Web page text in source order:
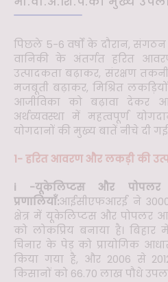
पिछले 5-6 वर्षों के दौरान,
वानिकी के अंतर्गत हरित
उत्पादकता बढ़ाकर, संरक्षण
मजबूती बढ़ाकर, मिश्रित
आजीविका को बढ़ावा देकर
अर्थव्यवस्था में महत्वपूर्ण
योगदानों की मुख्य बातें नीचे दी
1- हरित आवरण और लकड़ी की
i -यूकेलिप्टस और पोपलर
प्रणालियाँ:आईसीएफआरई ने
क्षेत्र में यूकेलिप्टस और पोपलर
को लोकप्रिय बनाया है। बिहार
चिनार के पेड़ को प्रायोगिक
किया गया है, और 2006 से
किसानों को 66.70 लाख पौधे